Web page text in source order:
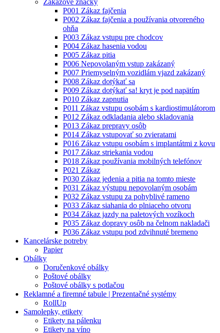
P001 Zákaz fajčenia
P002 Zákaz fajčenia a používania otvoreného
ohňa
P003 Zákaz vstupu pre chodcov
P004 Zákaz hasenia vodou
P005 Zákaz pitia
P006 Nepovolaným vstup zakázaný
P007 Priemyselným vozidlám vjazd zakázaný
P008 Zákaz dotýkať sa
P009 Zákaz dotýkať sa! kryt je pod napätím
P010 Zákaz zapnutia
P011 Zákaz vstupu osobám s kardiostimulátorom
P012 Zákaz odkladania alebo skladovania
P013 Zákaz prepravy osôb
P014 Zákaz vstupovať so zvieratami
P016 Zákaz vstupu osobám s implantátmi z kovu
P017 Zákaz striekania vodou
P018 Zákaz používania mobilných telefónov
P021 Zákaz
P030 Zákaz jedenia a pitia na tomto mieste
P031 Zákaz výstupu nepovolaným osobám
P032 Zákaz vstupu za pohyblivé rameno
P033 Zákaz siahania do plniaceho otvoru
P034 Zákaz jazdy na paletových vozíkoch
P035 Zákaz dopravy osôb na čelnom nakladači
P036 Zákaz vstupu pod zdvihnuté bremeno
Kancelárske potreby
Papier
Obálky
Doručenkové obálky
Poštové obálky
Poštové obálky s potlačou
Reklamné a firemné tabule | Prezentačné systémy
RollUp
Samolepky, etikety
Etikety na pálenku
Etikety na víno